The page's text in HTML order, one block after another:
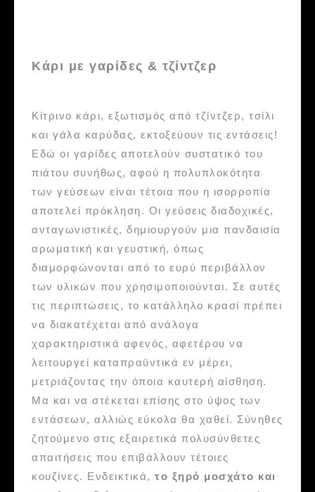
Kάρι με γαρίδες & τζίντζερ
Κίτρινο κάρι, εξωτισμός από τζίντζερ, τσίλι
και γάλα καρύδας, εκτοξεύουν τις εντάσεις!
Εδώ οι γαρίδες αποτελούν συστατικό του
πιάτου συνήθως, αφού η πολυπλοκότητα
των γεύσεων είναι τέτοια που η ισορροπία
αποτελεί πρόκληση. Οι γεύσεις διαδοχικές,
ανταγωνιστικές, δημιουργούν μια πανδαισία
αρωματική και γευστική, όπως
διαμορφώνονται από το ευρύ περιβάλλον
των υλικών που χρησιμοποιούνται. Σε αυτές
τις περιπτώσεις, το κατάλληλο κρασί πρέπει
να διακατέχεται από ανάλογα
χαρακτηριστικά αφενός, αφετέρου να
λειτουργεί καταπραϋντικά εν μέρει,
μετριάζοντας την όποια καυτερή αίσθηση.
Μα και να στέκεται επίσης στο ύψος των
εντάσεων, αλλιώς εύκολα θα χαθεί. Σύνηθες
ζητούμενο στις εξαιρετικά πολυσύνθετες
απαιτήσεις που επιβάλλουν τέτοιες
κουζίνες. Ενδεικτικά, το ξηρό μοσχάτο και